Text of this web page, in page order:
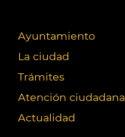
Ayuntamiento
La ciudad
Trámites
Atención ciudadana
Actualidad